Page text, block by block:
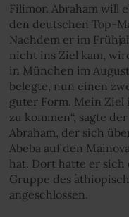
Filimon Abraham will
den deutschen Top-
Nachdem er im
nicht ins Ziel kam,
in München im
belegte, nun einen
guter Form. Mein Ziel
zu kommen“, sagte
Abraham, der sich
Abeba auf den
hat. Dort hatte er
Gruppe des
angeschlossen.